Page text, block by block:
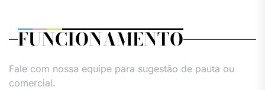
FUNCIONAMENTO
Fale com nossa equipe para sugestão de pauta ou
comercial.